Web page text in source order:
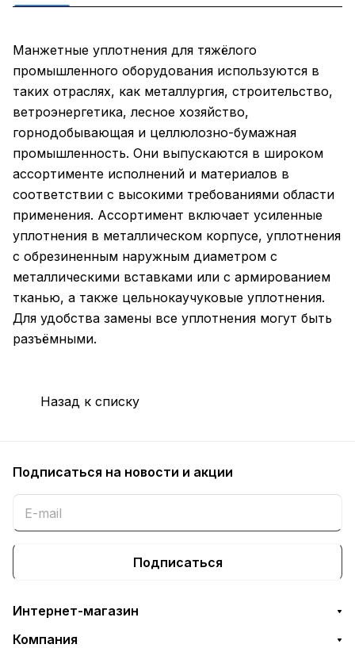
Манжетные уплотнения для тяжёлого
промышленного оборудования используются в
таких отраслях, как металлургия, строительство,
ветроэнергетика, лесное хозяйство,
горнодобывающая и целлюлозно-бумажная
промышленность. Они выпускаются в широком
ассортименте исполнений и материалов в
соответствии с высокими требованиями области
применения. Ассортимент включает усиленные
уплотнения в металлическом корпусе, уплотнения
с обрезиненным наружным диаметром с
металлическими вставками или с армированием
тканью, а также цельнокаучуковые уплотнения.
Для удобства замены все уплотнения могут быть
разъёмными.
Назад к списку
Подписаться на новости и акции
Подписаться
Интернет-магазин
Компания